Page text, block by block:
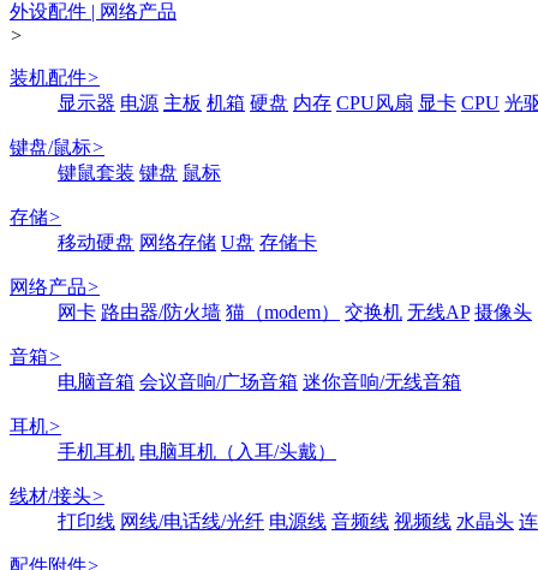
外设配件 | 网络产品
>
装机配件>
显示器 电源 主板 机箱 硬盘 内存 CPU风扇 显卡 CPU 光
键盘/鼠标>
键鼠套装 键盘 鼠标
存储>
移动硬盘 网络存储 U盘 存储卡
网络产品>
网卡 路由器/防火墙 猫（modem） 交换机 无线AP 摄像头
音箱>
电脑音箱 会议音响/广场音箱 迷你音响/无线音箱
耳机>
手机耳机 电脑耳机（入耳/头戴）
线材/接头>
打印线 网线/电话线/光纤 电源线 音频线 视频线 水晶头
配件附件>